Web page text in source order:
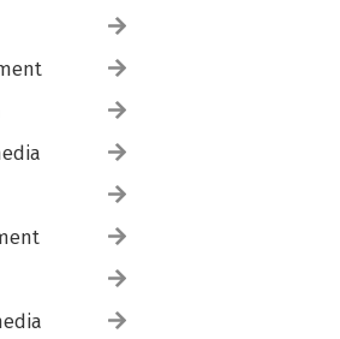
veranderkundige,
denken
en regeneratief fitnessen